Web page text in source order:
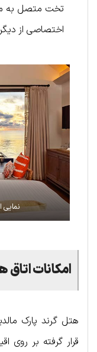
تخت متصل به
اختصاصی از
امکانات
هتل گرند پارک
قرار گرفته بر روی